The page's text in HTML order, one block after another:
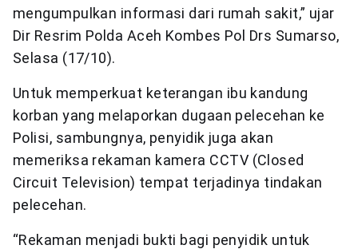
mengumpulkan informasi dari rumah sakit,” ujar
Dir Resrim Polda Aceh Kombes Pol Drs Sumarso,
Selasa (17/10).
Untuk memperkuat keterangan ibu kandung
korban yang melaporkan dugaan pelecehan ke
Polisi, sambungnya, penyidik juga akan
memeriksa rekaman kamera CCTV (Closed
Circuit Television) tempat terjadinya tindakan
pelecehan.
“Rekaman menjadi bukti bagi penyidik untuk